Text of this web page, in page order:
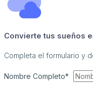
Convierte tus sueños
Completa el formulario y
Nombre Completo*